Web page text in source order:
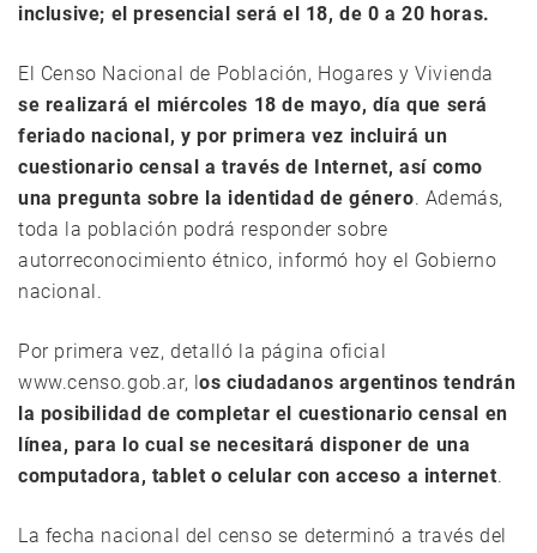
inclusive; el presencial será el 18, de 0 a 20 horas.
El Censo Nacional de Población, Hogares y Vivienda
se realizará el miércoles 18 de mayo, día que será
feriado nacional, y por primera vez incluirá un
cuestionario censal a través de Internet, así como
una pregunta sobre la identidad de género. Además,
toda la población podrá responder sobre
autorreconocimiento étnico, informó hoy el Gobierno
nacional.
Por primera vez, detalló la página oficial
www.censo.gob.ar, los ciudadanos argentinos tendrán
la posibilidad de completar el cuestionario censal en
línea, para lo cual se necesitará disponer de una
computadora, tablet o celular con acceso a internet.
La fecha nacional del censo se determinó a través del